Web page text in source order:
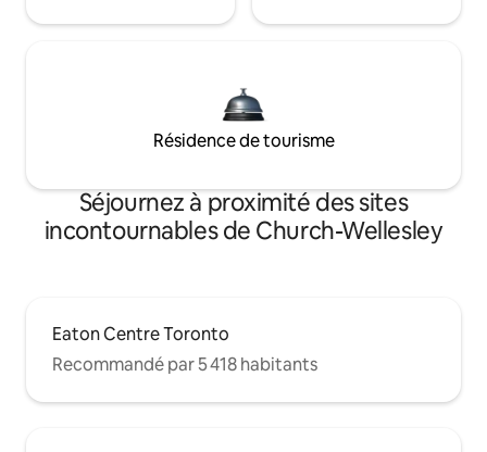
Résidence de tourisme
Séjournez à proximité des sites
incontournables de Church-Wellesley
Eaton Centre Toronto
Recommandé par 5 418 habitants